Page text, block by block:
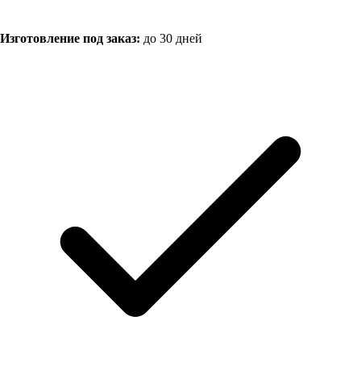
Изготовление под заказ: до 30 дней